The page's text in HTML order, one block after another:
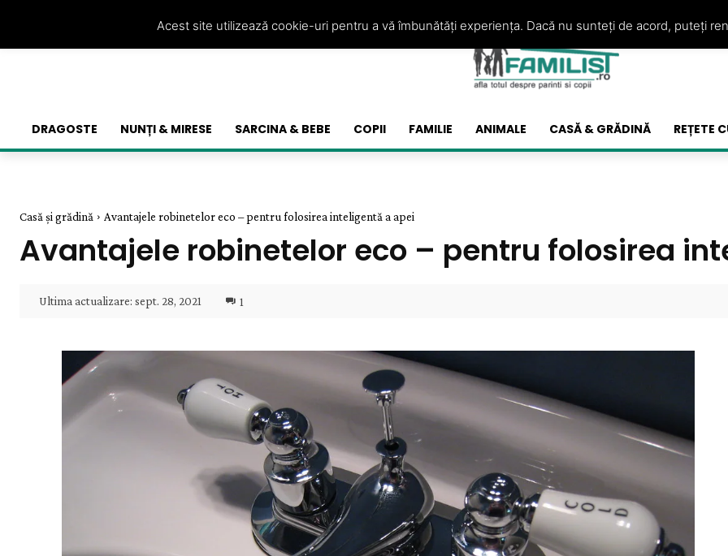
DRAGOSTE NUNȚI & MIRESE SARCINA & BEBE COPII FAMILIE ANIMALE CASĂ & GRĂDINĂ REȚETE
Casă și grădină Avantajele robinetelor eco – pentru folosirea inteligentă a apei
Avantajele robinetelor eco – pentru folosirea
Ultima actualizare: sept. 28, 2021 1
Acest site utilizează cookie-uri pentru a vă îmbunătăți experiența. Dacă nu sunteți de acord, puteți